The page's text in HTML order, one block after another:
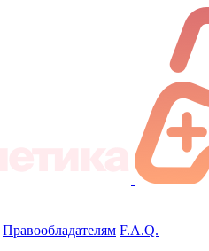
Правообладателям F.A.Q.